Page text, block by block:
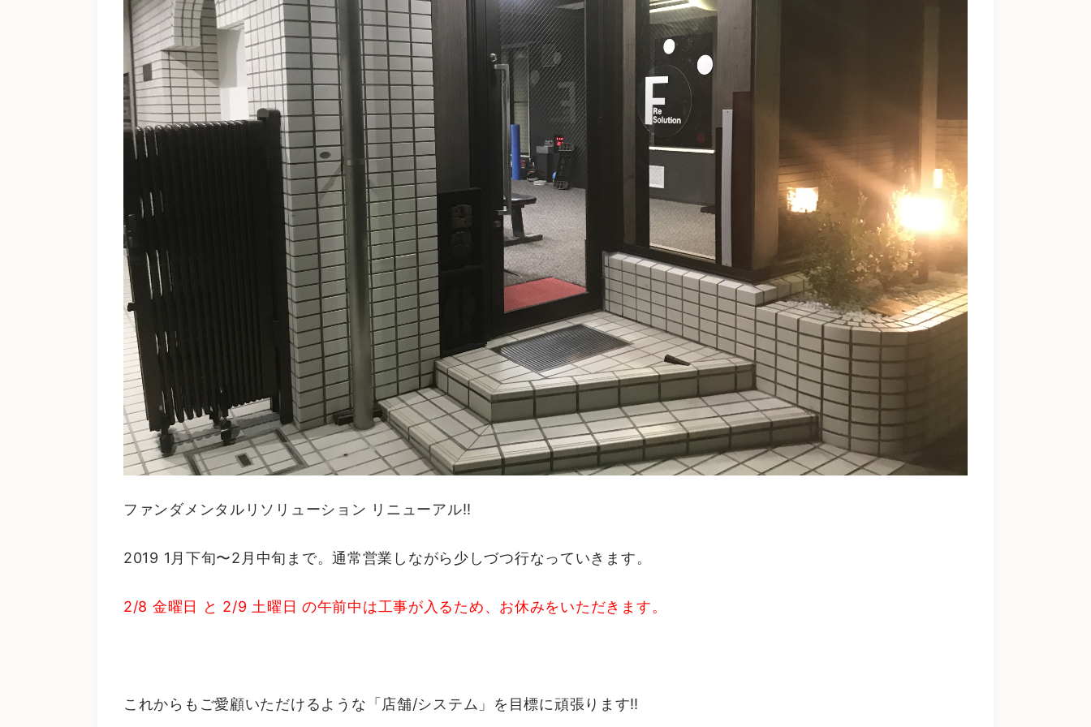
ファンダメンタルリソリューション リニューアル!!
2019 1月下旬〜2月中旬まで。通常営業しながら少しづつ行なっていきます。
2/8 金曜日 と 2/9 土曜日 の午前中は工事が入るため、お休みをいただきます。
これからもご愛顧いただけるような「店舗/システム」を目標に頑張ります‼︎